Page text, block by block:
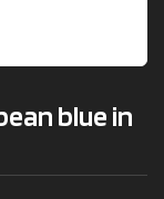
blue in